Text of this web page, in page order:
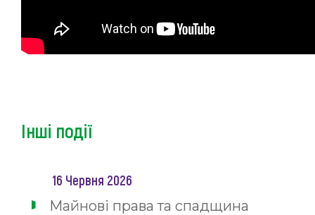
Інші події
16 Червня 2026
Майнові права та спадщина